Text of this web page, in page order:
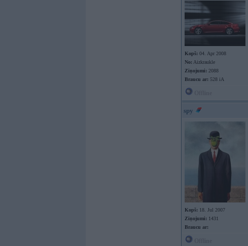
Kopš: 04. Apr 2008
No: Aizkraukle
Ziņojumi: 2088
Braucu ar: 528 iA
spy
Kopš: 18. Jul 2007
Ziņojumi: 1431
Braucu ar: